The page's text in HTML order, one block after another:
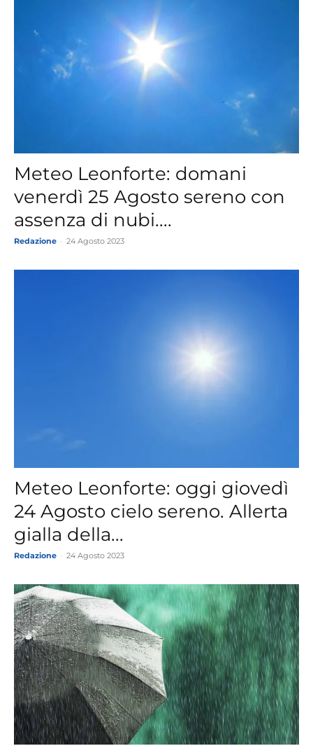
Meteo Leonforte: domani
venerdì 25 Agosto sereno con
assenza di nubi....
Redazione 24 Agosto 2023
Meteo Leonforte: oggi giovedì
24 Agosto cielo sereno. Allerta
gialla della...
Redazione 24 Agosto 2023